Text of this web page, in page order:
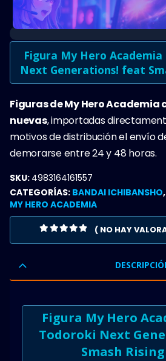
Figura My Hero
Next Generations! feat
Figuras de My Hero
nuevas, importadas
motivos de distribución el envío
demorarse entre 24 y 48 horas.
SKU: 4983164161557
CATEGORÍAS: BANDAI ICHIBANSHO,
MY HERO ACADEMIA
( NO HAY
Figura My Hero
Todoroki Next
Smash